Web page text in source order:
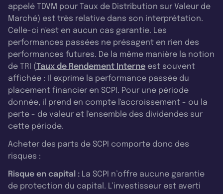
appelé TDVM pour Taux de Distribution sur Valeur de
Marché) est très relative dans son interprétation.
Celle-ci n'est en aucun cas garantie. Les
performances passées ne présagent en rien des
performances futures. De la même manière la notion
de TRI (Taux de Rendement Interne est souvent
affichée : Il exprime la performance passée du
placement financier en SCPI. Pour une période
donnée, il prend en compte l'accroissement - ou la
perte - de valeur et l'ensemble des dividendes sur
cette période.
Acheter des parts de SCPI comporte donc des
risques :
Risque en capital : La SCPI n’offre aucune garantie
de protection du capital. L’investisseur est averti